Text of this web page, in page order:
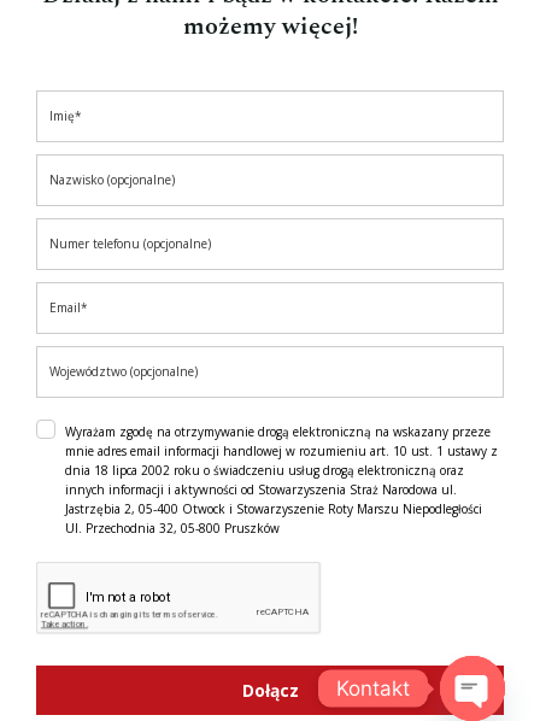
możemy więcej!
Wyrażam zgodę na otrzymywanie drogą elektroniczną na wskazany przeze
mnie adres email informacji handlowej w rozumieniu art. 10 ust. 1 ustawy z
dnia 18 lipca 2002 roku o świadczeniu usług drogą elektroniczną oraz
innych informacji i aktywności od Stowarzyszenia Straż Narodowa ul.
Jastrzębia 2, 05-400 Otwock i Stowarzyszenie Roty Marszu Niepodległości
Ul. Przechodnia 32, 05-800 Pruszków
Dołącz Kontakt